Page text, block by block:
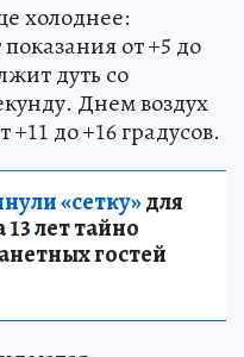
холоднее:
от +5 до
дуть со
Днем воздух
до +16 градусов.
«сетку»для
лет тайно
гостей